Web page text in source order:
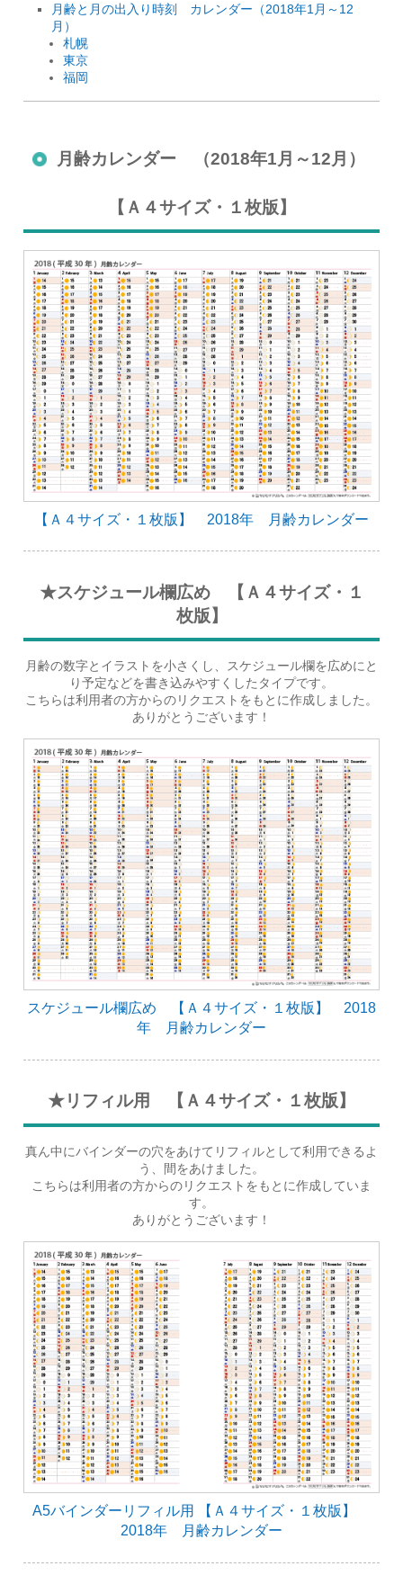
月齢と月の出入り時刻 カレンダー（2018年1月～12
月）
札幌
東京
福岡
月齢カレンダー （2018年1月～12月）
【Ａ４サイズ・１枚版】
【Ａ４サイズ・１枚版】 2018年 月齢カレンダー
★スケジュール欄広め 【Ａ４サイズ・１
枚版】
月齢の数字とイラストを小さくし、スケジュール欄を広めにと
り予定などを書き込みやすくしたタイプです。
こちらは利用者の方からのリクエストをもとに作成しました。
ありがとうございます！
スケジュール欄広め 【Ａ４サイズ・１枚版】 2018
年 月齢カレンダー
★リフィル用 【Ａ４サイズ・１枚版】
真ん中にバインダーの穴をあけてリフィルとして利用できるよ
う、間をあけました。
こちらは利用者の方からのリクエストをもとに作成していま
す。
ありがとうございます！
A5バインダーリフィル用 【Ａ４サイズ・１枚版】
2018年 月齢カレンダー